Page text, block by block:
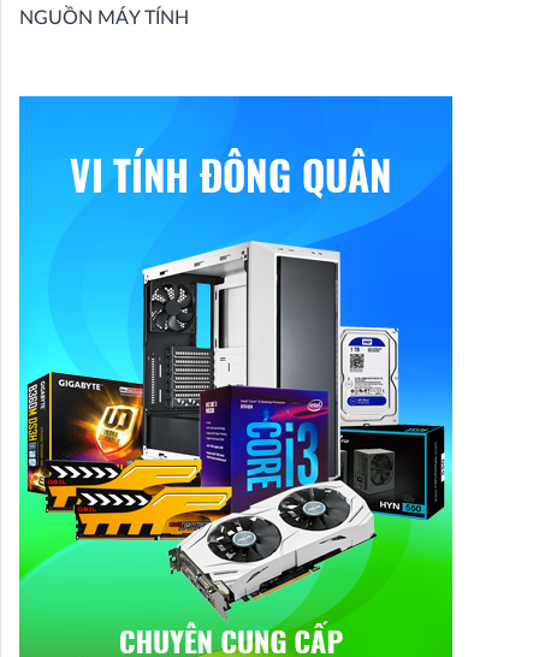
NGUỒN MÁY TÍNH